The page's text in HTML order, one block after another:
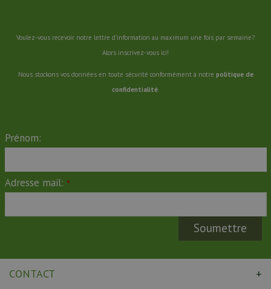
Voulez-vous recevoir notre lettre d'information au maximum une fois par semaine?
Alors inscrivez-vous ici!
Nous stockons vos données en toute sécurité conformément à notre politique de
confidentialité.
Prénom:
Adresse mail: *
CONTACT